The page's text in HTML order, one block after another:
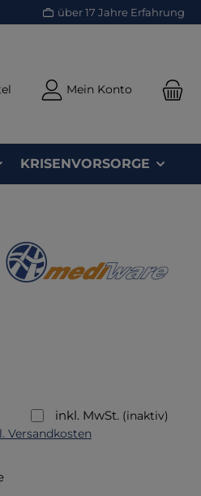
über 17 Jahre Erfahrung
Du hast 0 Produkte auf dem
Mein Konto
KRISENVORSORGE
inkl. MwSt. (inaktiv)
Versandkosten